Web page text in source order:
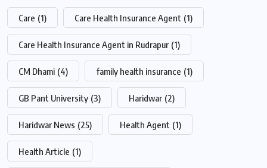
Care (1) Care Health Insurance Agent (1)
Care Health Insurance Agent in Rudrapur (1)
CM Dhami (4) family health insurance (1)
GB Pant University (3) Haridwar (2)
Haridwar News (25) Health Agent (1)
Health Article (1)